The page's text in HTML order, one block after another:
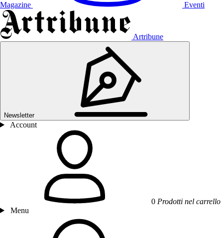
Magazine Eventi
Artribune
Newsletter
Account
0 Prodotti nel carrello
Menu